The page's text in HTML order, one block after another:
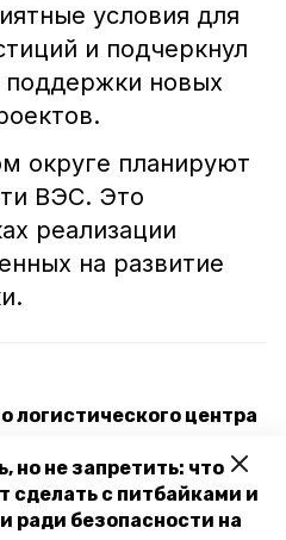
но не запретить: что
сделать с питбайками и
ради безопасности на
условия для
и подчеркнул
новых
округе планируют
ВЭС. Это
реализации
на развитие
логистического центра
комплектующих для
на Ставрополье